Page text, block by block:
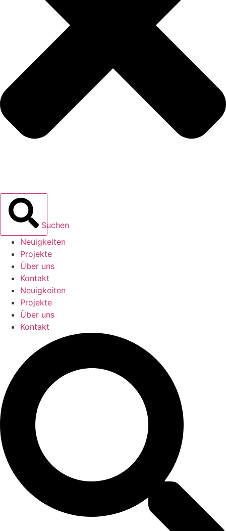
Suchen
Neuigkeiten
Projekte
Über uns
Kontakt
Neuigkeiten
Projekte
Über uns
Kontakt